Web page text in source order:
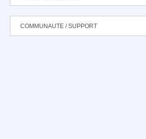
COMMUNAUTE / SUPPORT